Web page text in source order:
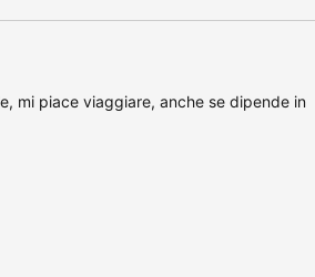
mi piace viaggiare, anche se dipende in